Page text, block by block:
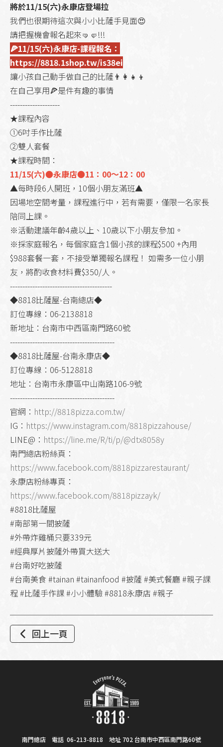
將於11/15(六)永康店登場拉
我們也很期待這次與小小比薩手見面😍
請把握機會報名起來🤜🤛!!!
🍕11/15(六)永康店-課程報名：
https://8818.1shop.tw/is38ei
讓小孩自己動手做自己的比薩👨‍👩‍👧‍👦
在自己享用🍕是件有趣的事情
--------------------
★課程內容
①6吋手作比薩
②雙人套餐
★課程時間：
11/15(六)●永康店●11：00～12：00
▲每時段6人開班，10個小朋友滿班▲
因場地空間考量，課程進行中，若有需要，僅限一名家長
陪同上課。
※活動建議年齡4歲以上、10歲以下小朋友參加。
※採家庭報名，每個家庭含1個小孩的課程$500 +內用
$988套餐一套，不接受單獨報名課程！ 如需多一位小朋
友，將酌收食材料費$350/人。
-----------------------------------------
◆8818比薩屋-台南總店◆
訂位專線：06-2138818
新地址：台南市中西區南門路60號
------------------------------------------
◆8818比薩屋-台南永康店◆
訂位專線：06-5128818
地址：台南市永康區中山南路106-9號
------------------------------------------
官網： http://8818pizza.com.tw/
IG： https://www.instagram.com/8818pizzahouse/
LINE@： https://line.me/R/ti/p/@dtx8058y
南門總店粉絲頁：
https://www.facebook.com/8818pizzarestaurant/
永康店粉絲專頁：
https://www.facebook.com/8818pizzayk/
#8818比薩屋
#南部第一間披薩
#外帶炸雞桶只要339元
#經典厚片披薩外帶買大送大
#台南好吃披薩
#台南美食 #tainan #tainanfood #披薩 #美式餐廳 #親子課
程 #比薩手作課 #小小體驗 #8818永康店 #親子
回上一頁
南門總店 電話 06-213-8818 地址 702 台南市中西區南門路60號